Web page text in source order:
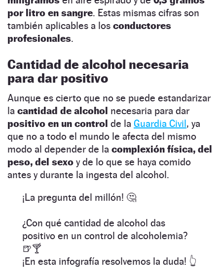
por litro en sangre. Estas mismas cifras son
también aplicables a los conductores
profesionales.
Cantidad de alcohol necesaria
para dar positivo
Aunque es cierto que no se puede estandarizar
la cantidad de alcohol necesaria para dar
positivo en un control de la Guardia Civil, ya
que no a todo el mundo le afecta del mismo
modo al depender de la complexión física, del
peso, del sexo y de lo que se haya comido
antes y durante la ingesta del alcohol.
¡La pregunta del millón! 🤔
¿Con qué cantidad de alcohol das
positivo en un control de alcoholemia?
🍺🍸
¡En esta infografía resolvemos la duda! 👆